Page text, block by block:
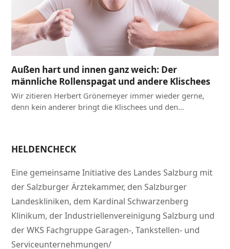
Außen hart und innen ganz weich: Der
männliche Rollenspagat und andere Klischees
Wir zitieren Herbert Grönemeyer immer wieder gerne,
denn kein anderer bringt die Klischees und den…
HELDENCHECK
Eine gemeinsame Initiative des Landes Salzburg mit
der Salzburger Ärztekammer, den Salzburger
Landeskliniken, dem Kardinal Schwarzenberg
Klinikum, der Industriellenvereinigung Salzburg und
der WKS Fachgruppe Garagen-, Tankstellen- und
Serviceunternehmungen/